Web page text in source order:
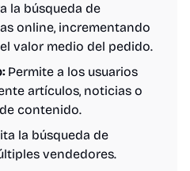
la búsqueda de
online, incrementando
valor medio del pedido.
Permite a los usuarios
artículos, noticias o
contenido.
la búsqueda de
vendedores.